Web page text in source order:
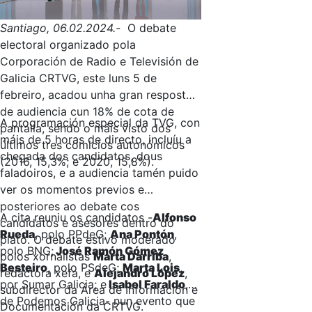
Santiago, 06.02.2024.- O debate
electoral organizado pola
Corporación de Radio e Televisión de
Galicia CRTVG, este luns 5 de
febreiro, acadou unha gran resposta
de audiencia cun 18% de cota de
pantalla, sendo o máis visto dos
últimos tres comicios autonómicos
(2016, 15,3%; e 2020, 15,8%).
A programación especial da TVG, con
máis de 5 horas de directo, incluíu a
chegada dos candidatos, dous
faladoiros, e a audiencia tamén puido
ver os momentos previos e
posteriores ao debate cos
candidatos e asesores dentro do
plató. O debate estivo moderado
polos xornalistasMarta Darriba,
redactora xefa, eAlejandro López,
subdirector da Área de Información e
Documentación da CRTVG.
A cita reuniu os candidatos -Alfonso
Rueda, polo PPdeG; Ana Pontón,
polo BNG;José Ramón Gómez
Besteiro, polo PSdeG; Marta Lois,
por Sumar Galicia; eIsabel Faraldo,
de Podemos Galicia- nun evento que